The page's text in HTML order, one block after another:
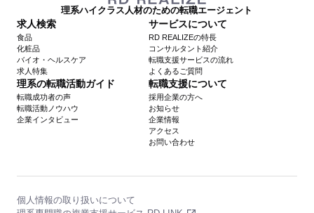
理系ハイクラス人材のための転職エージェント
求人検索
食品
化粧品
バイオ・ヘルスケア
求人特集
サービスについて
RD REALIZEの特長
コンサルタント紹介
転職支援サービスの流れ
よくあるご質問
理系の転職活動ガイド
転職成功者の声
転職活動ノウハウ
企業インタビュー
転職支援について
採用企業の方へ
お知らせ
企業情報
アクセス
お問い合わせ
個人情報の取り扱いについて